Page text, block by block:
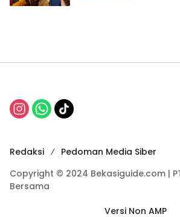
Redaksi
Pedoman Media Siber
Copyright © 2024 Bekasiguide.com |
Bersama
Versi Non AMP